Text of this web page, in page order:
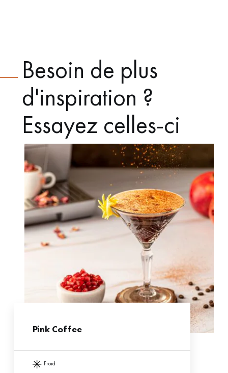
Besoin de plus
d'inspiration ?
Essayez celles-ci
Pink Coffee
froid